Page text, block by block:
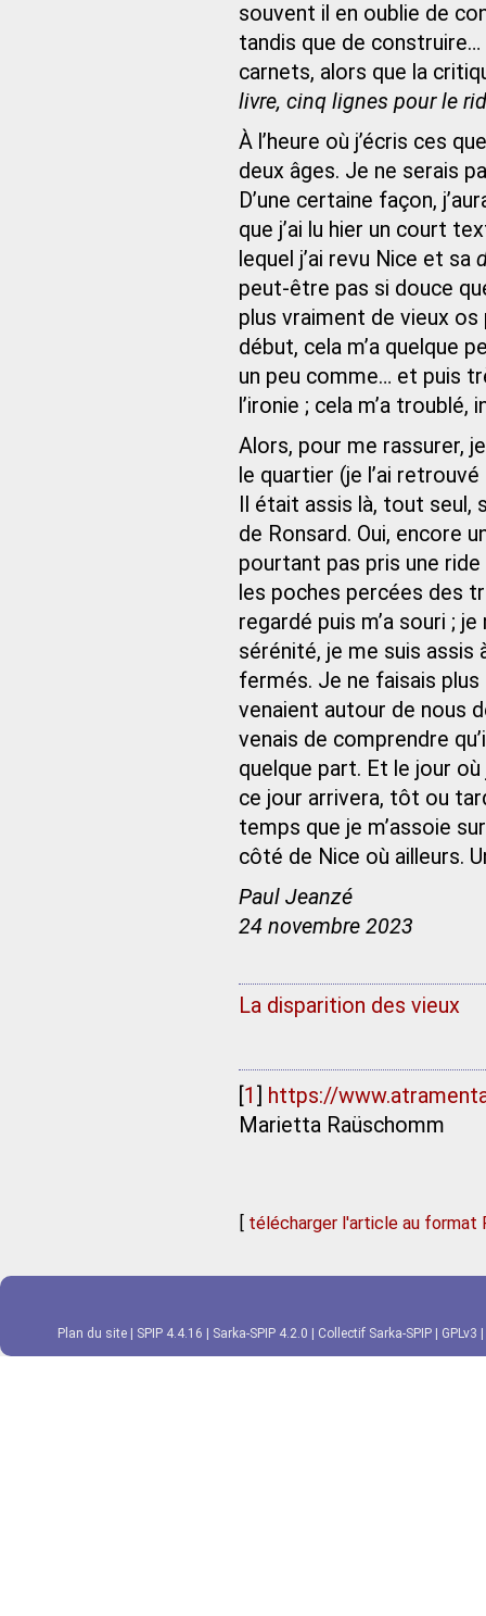
souvent il en oublie de
tandis que de
carnets, alors que la
livre, cinq lignes pour le
À l’heure où j’écris ces
deux âges. Je ne serais
D’une certaine façon,
que j’ai lu hier un court
lequel j’ai revu Nice et sa
peut‑être pas si douce
plus vraiment de vieux os
début, cela m’a quelque
un peu comme… et puis
l’ironie ; cela m’a troublé,
Alors, pour me rassurer,
le quartier (je l’ai
Il était assis là, tout
de Ronsard. Oui, encore
pourtant pas pris une
les poches percées des
regardé puis m’a souri ;
sérénité, je me suis assis
fermés. Je ne faisais
venaient autour de nous
venais de comprendre
quelque part. Et le jour
ce jour arrivera, tôt ou
temps que je m’assoie
côté de Nice où ailleurs.
Paul Jeanzé
24 novembre 2023
La disparition des vieux
1
https://
Marietta Raüschomm
[ télécharger l'article au format
Plan du site SPIP 4.4.16 Sarka-SPIP 4.2.0 Collectif Sarka-SPIP GPLv3